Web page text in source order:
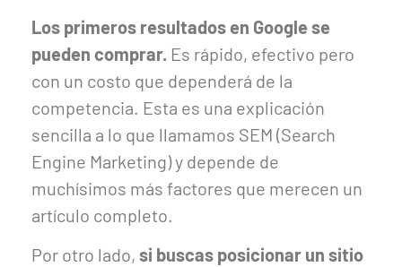
Los primeros resultados en Google se
pueden comprar. Es rápido, efectivo pero
con un costo que dependerá de la
competencia. Esta es una explicación
sencilla a lo que llamamos SEM (Search
Engine Marketing) y depende de
muchísimos más factores que merecen un
artículo completo.
Por otro lado, si buscas posicionar un sitio